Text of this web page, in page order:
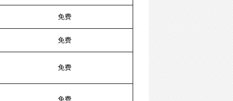
免费
免费
免费
免费